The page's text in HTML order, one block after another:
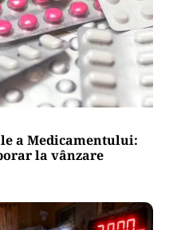
a Medicamentului:
la vânzare